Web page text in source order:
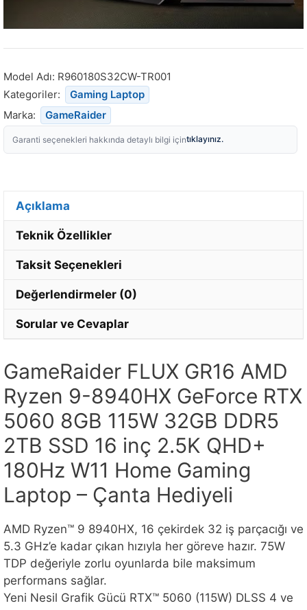
Model Adı: R960180S32CW-TR001
Kategoriler:
Gaming Laptop
Marka:
GameRaider
Garanti seçenekleri hakkında detaylı bilgi içintıklayınız.
Açıklama
Teknik Özellikler
Taksit Seçenekleri
Değerlendirmeler (0)
Sorular ve Cevaplar
GameRaider FLUX GR16 AMD
Ryzen 9-8940HX GeForce RTX
5060 8GB 115W 32GB DDR5
2TB SSD 16 inç 2.5K QHD+
180Hz W11 Home Gaming
Laptop – Çanta Hediyeli
AMD Ryzen™ 9 8940HX, 16 çekirdek 32 iş parçacığı ve
5.3 GHz’e kadar çıkan hızıyla her göreve hazır. 75W
TDP değeriyle zorlu oyunlarda bile maksimum
performans sağlar.
Yeni Nesil Grafik Gücü RTX™ 5060 (115W) DLSS 4 ve